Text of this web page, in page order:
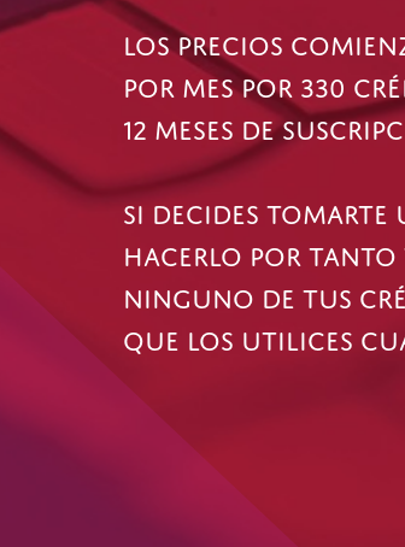
LOS PRECIOS
POR MES POR 330
12 MESES DE
SI DECIDES TOMARTE
HACERLO POR
NINGUNO DE TUS
QUE LOS UTILICES